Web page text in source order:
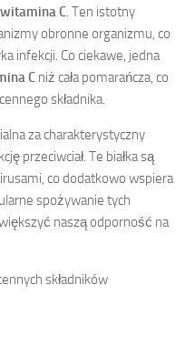
witamina C. Ten istotny
obronne organizmu, co
infekcji. Co ciekawe, jedna
C niż cała pomarańcza, co
składnika.
za charakterystyczny
przeciwciał. Te białka są
co dodatkowo wspiera
spożywanie tych
naszą odporność na
składników